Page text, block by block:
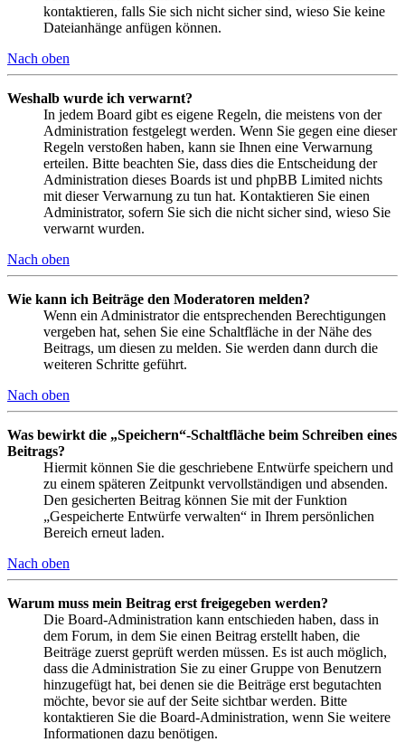
kontaktieren, falls Sie sich nicht sicher sind, wieso Sie keine
Dateianhänge anfügen können.
Nach oben
Weshalb wurde ich verwarnt?
In jedem Board gibt es eigene Regeln, die meistens von der
Administration festgelegt werden. Wenn Sie gegen eine dieser
Regeln verstoßen haben, kann sie Ihnen eine Verwarnung
erteilen. Bitte beachten Sie, dass dies die Entscheidung der
Administration dieses Boards ist und phpBB Limited nichts
mit dieser Verwarnung zu tun hat. Kontaktieren Sie einen
Administrator, sofern Sie sich die nicht sicher sind, wieso Sie
verwarnt wurden.
Nach oben
Wie kann ich Beiträge den Moderatoren melden?
Wenn ein Administrator die entsprechenden Berechtigungen
vergeben hat, sehen Sie eine Schaltfläche in der Nähe des
Beitrags, um diesen zu melden. Sie werden dann durch die
weiteren Schritte geführt.
Nach oben
Was bewirkt die „Speichern“-Schaltfläche beim Schreiben eines
Beitrags?
Hiermit können Sie die geschriebene Entwürfe speichern und
zu einem späteren Zeitpunkt vervollständigen und absenden.
Den gesicherten Beitrag können Sie mit der Funktion
„Gespeicherte Entwürfe verwalten“ in Ihrem persönlichen
Bereich erneut laden.
Nach oben
Warum muss mein Beitrag erst freigegeben werden?
Die Board-Administration kann entschieden haben, dass in
dem Forum, in dem Sie einen Beitrag erstellt haben, die
Beiträge zuerst geprüft werden müssen. Es ist auch möglich,
dass die Administration Sie zu einer Gruppe von Benutzern
hinzugefügt hat, bei denen sie die Beiträge erst begutachten
möchte, bevor sie auf der Seite sichtbar werden. Bitte
kontaktieren Sie die Board-Administration, wenn Sie weitere
Informationen dazu benötigen.